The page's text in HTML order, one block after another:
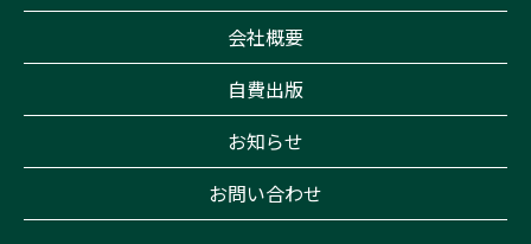
会社概要
自費出版
お知らせ
お問い合わせ